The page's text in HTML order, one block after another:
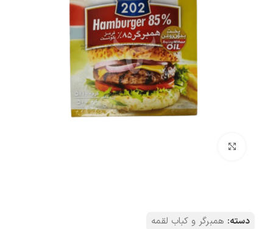
دسته: همبرگر و کباب لقمه